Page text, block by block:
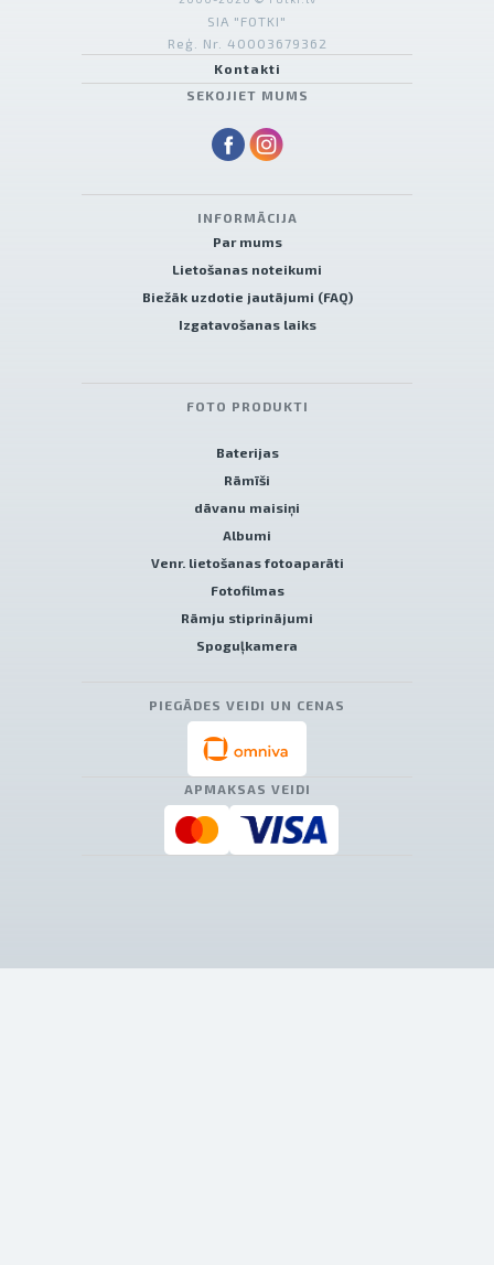
SIA "FOTKI"
Reģ. Nr. 40003679362
Kontakti
SEKOJIET MUMS
INFORMĀCIJA
Par mums
Lietošanas noteikumi
Biežāk uzdotie jautājumi (FAQ)
Izgatavošanas laiks
FOTO PRODUKTI
Baterijas
Rāmīši
dāvanu maisiņi
Albumi
Venr. lietošanas fotoaparāti
Fotofilmas
Rāmju stiprinājumi
Spoguļkamera
PIEGĀDES VEIDI UN CENAS
APMAKSAS VEIDI